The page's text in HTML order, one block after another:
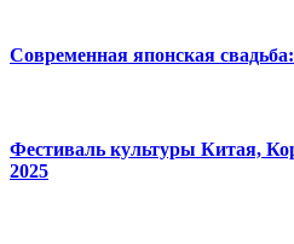
Современная японская
Фестиваль культуры Китая,
2025